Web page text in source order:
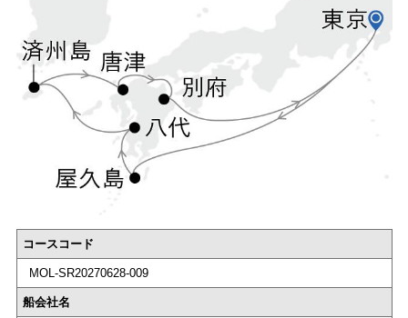
コースコード
MOL-SR20270628-009
船会社名